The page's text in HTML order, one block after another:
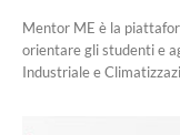
Mentor ME è la
orientare gli studenti e
Industriale e